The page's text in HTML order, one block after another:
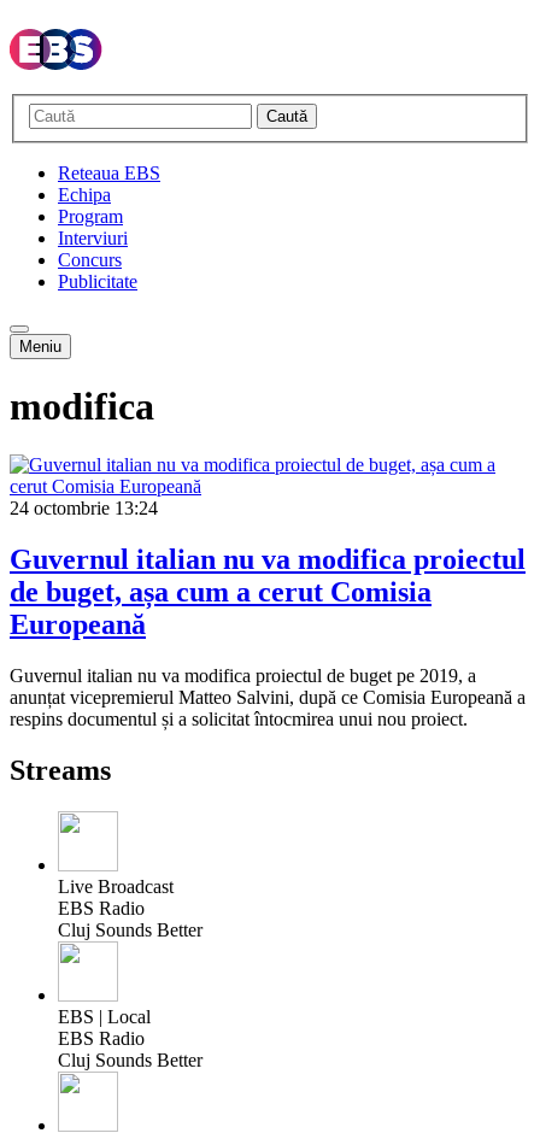
Caută
Reteaua EBS
Echipa
Program
Interviuri
Concurs
Publicitate
Meniu
modifica
24 octombrie 13:24
Guvernul italian nu va modifica proiectul
de buget, așa cum a cerut Comisia
Europeană
Guvernul italian nu va modifica proiectul de buget pe 2019, a
anunțat vicepremierul Matteo Salvini, după ce Comisia Europeană a
respins documentul și a solicitat întocmirea unui nou proiect.
Streams
Live Broadcast
EBS Radio
Cluj Sounds Better
EBS | Local
EBS Radio
Cluj Sounds Better